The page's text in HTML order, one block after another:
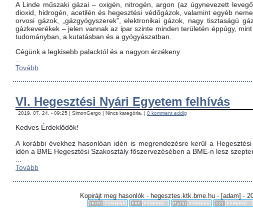
A Linde műszaki gázai – oxigén, nitrogén, argon (az úgynevezett
dioxid, hidrogén, acetilén és hegesztési védőgázok, valamint egyéb
orvosi gázok, „gázgyógyszerek”, elektronikai gázok, nagy tisztaságú
gázkeverékek – jelen vannak az ipar szinte minden területén éppúgy,
tudományban, a kutatásban és a gyógyászatban.
Cégünk a legkisebb palacktól és a nagyon érzékeny
Tovább
VI. Hegesztési Nyári Egyetem felhívás
2019. 07. 24. - 09:25 | SimonGergo | Nincs kategória. | 0 komment eddig
Kedves Érdeklődők!
A korábbi évekhez hasonlóan idén is megrendezésre kerül a
idén a BME Hegesztési Szakosztály főszervezésében a BME-n lesz
Tovább
Kopirájt meg hasonlók - hegesztes.ktk.bme.hu - [adam] -